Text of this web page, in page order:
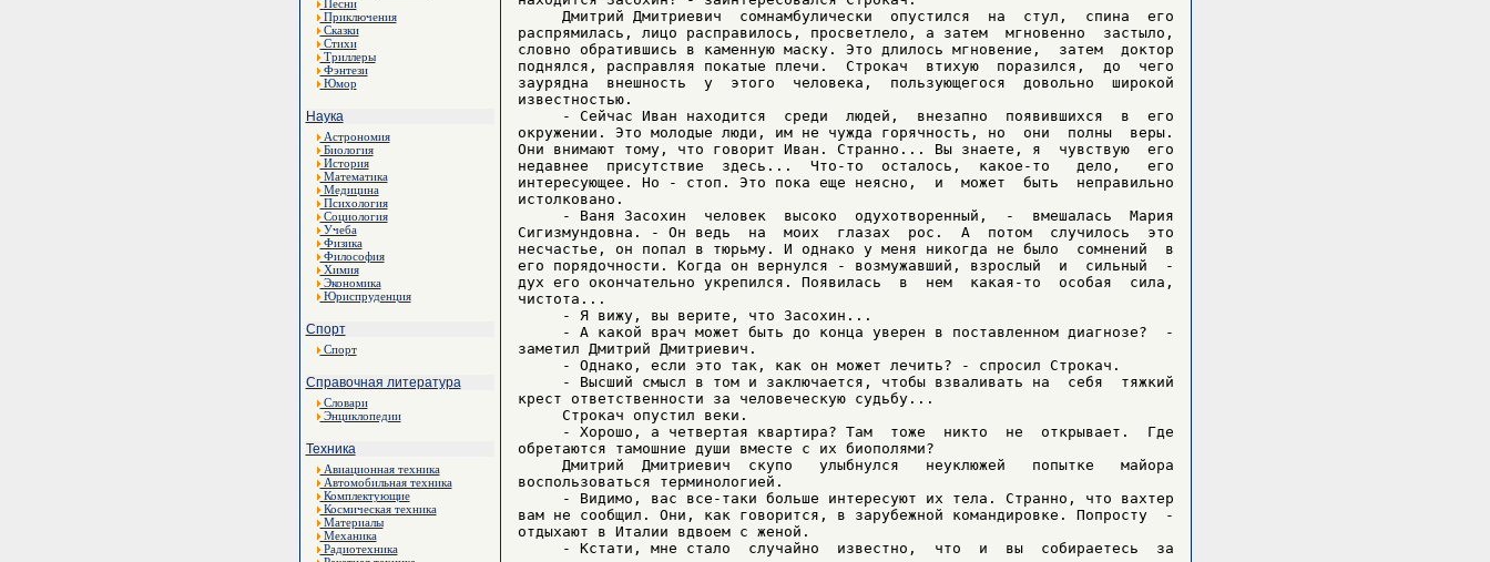
Песни
Приключения
Сказки
Стихи
Триллеры
Фэнтези
Юмор
Наука
Астрономия
Биология
История
Математика
Медицина
Психология
Социология
Учеба
Физика
Философия
Химия
Экономика
Юриспруденция
Спорт
Спорт
Справочная литература
Словари
Энциклопедии
Техника
Авиационная техника
Автомобильная техника
Комплектующие
Космическая техника
Материалы
Механика
Радиотехника
     Дмитрий Дмитриевич  сомнамбулически  опустился  на  стул,  спина  его
распрямилась, лицо расправилось, просветлело, а затем  мгновенно  застыло,
словно обратившись в каменную маску. Это длилось мгновение,  затем  доктор
поднялся, расправляя покатые плечи.  Строкач  втихую  поразился,  до  чего
заурядна  внешность  у  этого  человека,  пользующегося  довольно  широкой
известностью.
     - Сейчас Иван находится  среди  людей,  внезапно  появившихся  в  его
окружении. Это молодые люди, им не чужда горячность, но  они  полны  веры.
Они внимают тому, что говорит Иван. Странно... Вы знаете, я  чувствую  его
недавнее  присутствие  здесь...  Что-то  осталось,  какое-то   дело,   его
интересующее. Но - стоп. Это пока еще неясно,  и  может  быть  неправильно
истолковано.
     - Ваня Засохин  человек  высоко  одухотворенный,  -  вмешалась  Мария
Сигизмундовна. - Он ведь  на  моих  глазах  рос.  А  потом  случилось  это
несчастье, он попал в тюрьму. И однако у меня никогда не было  сомнений  в
его порядочности. Когда он вернулся - возмужавший, взрослый  и  сильный  -
дух его окончательно укрепился. Появилась  в  нем  какая-то  особая  сила,
чистота...
     - Я вижу, вы верите, что Засохин...
     - А какой врач может быть до конца уверен в поставленном диагнозе?  -
заметил Дмитрий Дмитриевич.
     - Однако, если это так, как он может лечить? - спросил Строкач.
     - Высший смысл в том и заключается, чтобы взваливать на  себя  тяжкий
крест ответственности за человеческую судьбу...
     Строкач опустил веки.
     - Хорошо, а четвертая квартира? Там  тоже  никто  не  открывает.  Где
обретаются тамошние души вместе с их биополями?
     Дмитрий  Дмитриевич  скупо   улыбнулся   неуклюжей   попытке   майора
воспользоваться терминологией.
     - Видимо, вас все-таки больше интересуют их тела. Странно, что вахтер
вам не сообщил. Они, как говорится, в зарубежной командировке. Попросту  -
отдыхают в Италии вдвоем с женой.
     - Кстати, мне стало  случайно  известно,  что  и  вы  собираетесь  за